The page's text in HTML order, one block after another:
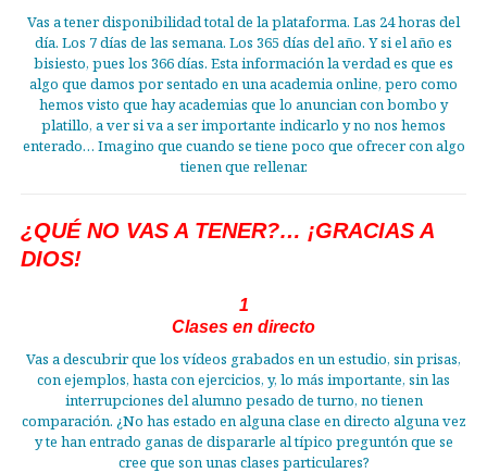
Vas a tener disponibilidad total de la plataforma. Las 24 horas del
día. Los 7 días de las semana. Los 365 días del año. Y si el año es
bisiesto, pues los 366 días. Esta información la verdad es que es
algo que damos por sentado en una academia online, pero como
hemos visto que hay academias que lo anuncian con bombo y
platillo, a ver si va a ser importante indicarlo y no nos hemos
enterado… Imagino que cuando se tiene poco que ofrecer con algo
tienen que rellenar.
¿QUÉ NO VAS A TENER?… ¡GRACIAS A
DIOS!
1
Clases en directo
Vas a descubrir que los vídeos grabados en un estudio, sin prisas,
con ejemplos, hasta con ejercicios, y, lo más importante, sin las
interrupciones del alumno pesado de turno, no tienen
comparación. ¿No has estado en alguna clase en directo alguna vez
y te han entrado ganas de dispararle al típico preguntón que se
cree que son unas clases particulares?